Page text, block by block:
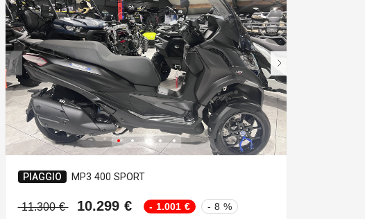
PIAGGIO MP3 400 SPORT
11.300 € 10.299 € - 1.001 € - 8 %